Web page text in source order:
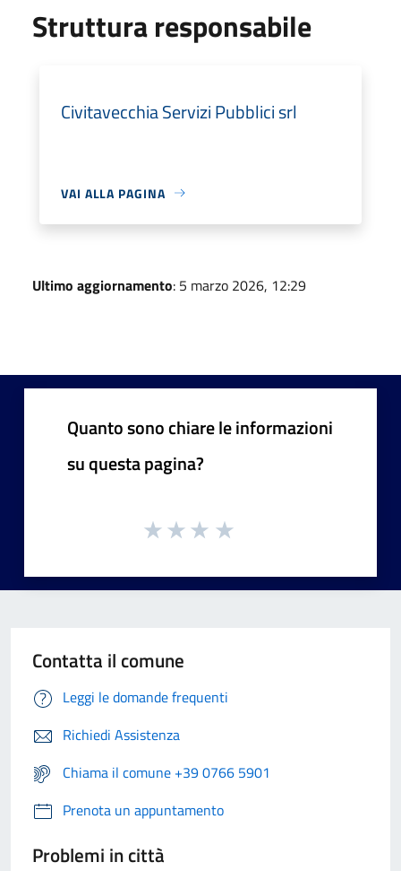
Struttura responsabile
Civitavecchia Servizi Pubblici srl
VAI ALLA PAGINA
Ultimo aggiornamento: 5 marzo 2026, 12:29
Quanto sono chiare le informazioni
su questa pagina?
Contatta il comune
Leggi le domande frequenti
Richiedi Assistenza
Chiama il comune +39 0766 5901
Prenota un appuntamento
Problemi in città